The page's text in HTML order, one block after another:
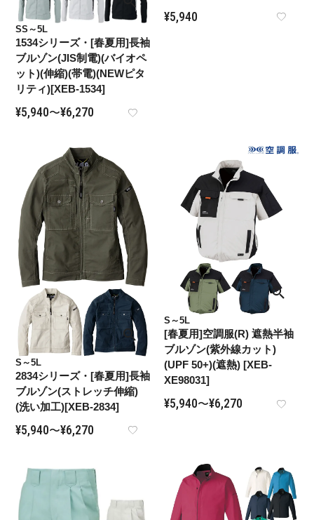
SS～5L
1534シリーズ・[春夏用]長袖
ブルゾン(JIS制電)(バイオペ
ット)(伸縮)(帯電)(NEWピタ
リティ)[XEB-1534]
¥5,940〜¥6,270
¥5,940
S～5L
2834シリーズ・[春夏用]長袖
ブルゾン(ストレッチ伸縮)
(洗い加工)[XEB-2834]
¥5,940〜¥6,270
S～5L
[春夏用]空調服(R) 遮熱半袖
ブルゾン(紫外線カット)
(UPF 50+)(遮熱) [XEB-
XE98031]
¥5,940〜¥6,270